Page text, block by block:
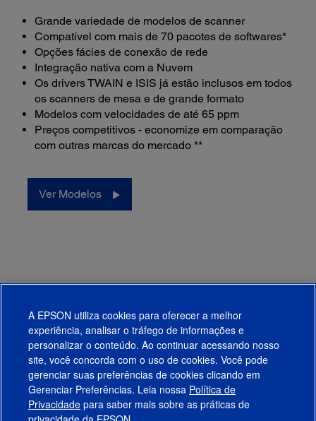
Grande variedade de modelos de scanner
Compatível com mais de 70 pacotes de softwares*
Opções fácies de conexão de rede
Integração nativa com a Nuvem
Os drivers TWAIN e ISIS já estão inclusos em todos
os scanners de mesa e de grande formato
Modelos com velocidades de até 65 ppm
Preços competitivos - economize em comparação
com outras marcas do mercado **
Ver Modelos
no Canadá, em agosto de 2015.
Com exceção dos scanners DS-30 e DS-40
Produtos
A EPSON utiliza cookies para oferecer a melhor
experiência, analisar o tráfego de informações e
personalizar o conteúdo. Ao continuar acessando nosso
site, você concorda com o uso de cookies. Você pode
gerenciar suas preferências de cookies clicando em
Gerenciar Preferências. Leia nossa Política de
Privacidade para saber mais sobre as práticas de